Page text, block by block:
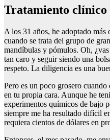
Tratamiento clínico
A los 31 años, he adoptado
cuando se trata del grupo de
mandíbulas y pómulos. Oh,
tan caro y seguir siendo una
respeto. La diligencia es una
Pero es un poco grosero
en tu propia cara. Aunque he
experimentos químicos de bajo
siempre me ha resultado difícil
requiera cientos de dólares en